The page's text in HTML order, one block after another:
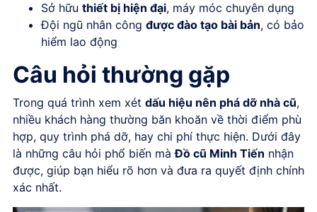
Sở hữu thiết bị hiện đại, máy móc chuyên dụng
Đội ngũ nhân công được đào tạo bài bản, có bảo
hiểm lao động
Câu hỏi thường gặp
Trong quá trình xem xét dấu hiệu nên phá dỡ nhà cũ,
nhiều khách hàng thường băn khoăn về thời điểm phù
hợp, quy trình phá dỡ, hay chi phí thực hiện. Dưới đây
là những câu hỏi phổ biến màĐồ cũ Minh Tiến nhận
được, giúp bạn hiểu rõ hơn và đưa ra quyết định chính
xác nhất.